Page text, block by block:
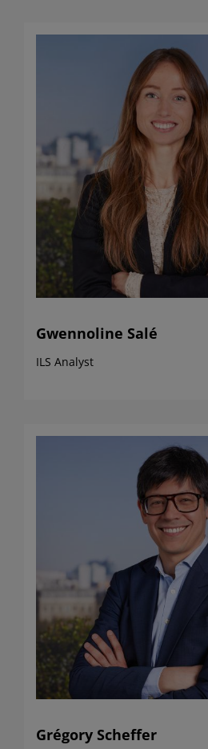
Gwennoline Salé
ILS Analyst
Grégory Scheffer